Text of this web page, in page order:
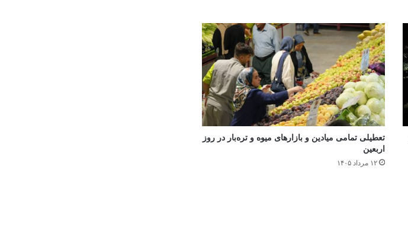
تعطیلی تمامی میادین و بازارهای میوه و تره‌بار در روز
اربعین
۱۲ مرداد ۱۴۰۵